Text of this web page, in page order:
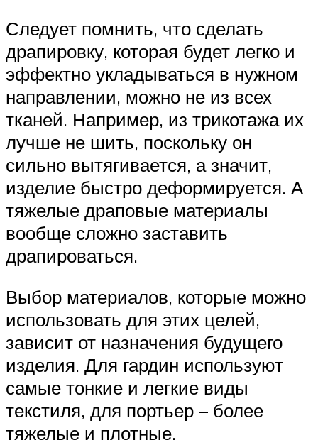
Следует помнить, что сделать
драпировку, которая будет легко и
эффектно укладываться в нужном
направлении, можно не из всех
тканей. Например, из трикотажа их
лучше не шить, поскольку он
сильно вытягивается, а значит,
изделие быстро деформируется. А
тяжелые драповые материалы
вообще сложно заставить
драпироваться.
Выбор материалов, которые можно
использовать для этих целей,
зависит от назначения будущего
изделия. Для гардин используют
самые тонкие и легкие виды
текстиля, для портьер – более
тяжелые и плотные.